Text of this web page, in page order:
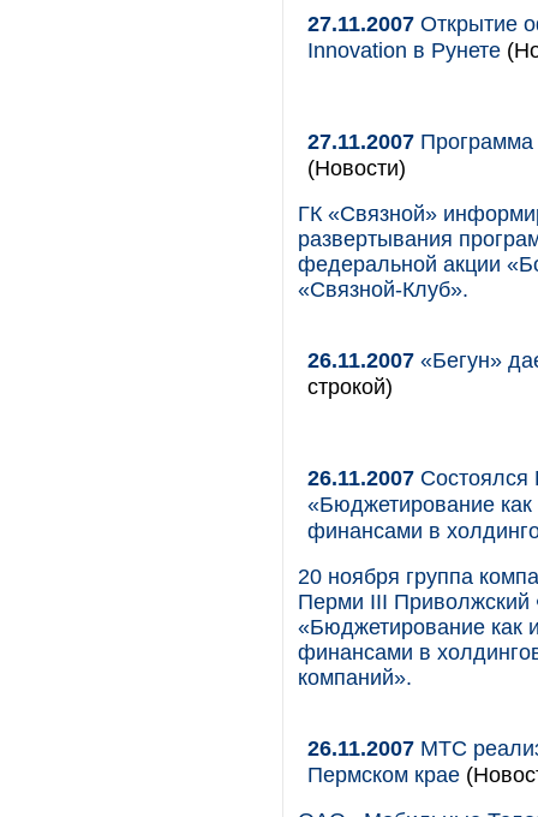
27.11.2007 Открытие
Innovation в Рунете
27.11.2007 Программа
(Новости)
ГК «Связной»
развертывания
федеральной акции
«Связной-Клуб».
26.11.2007 «Бегун»
строкой)
26.11.2007
«Бюджетирование
финансами в
20 ноября группа
Перми III Приволжский
«Бюджетирование как
финансами в
компаний».
26.11.2007 МТС
Пермском крае